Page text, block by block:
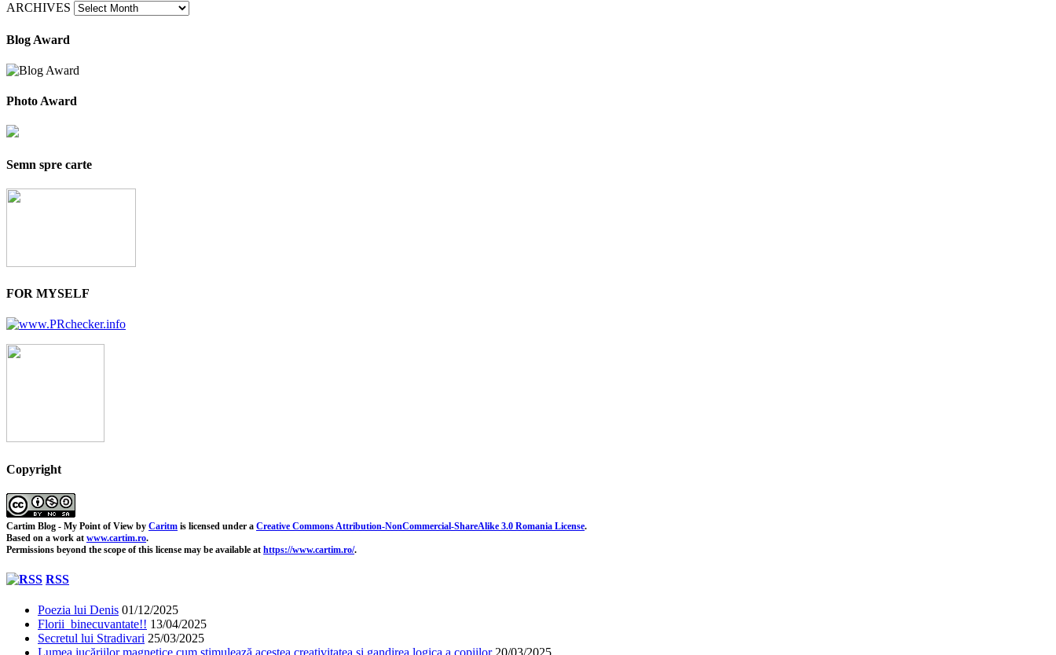
ARCHIVES
Blog Award
Photo Award
Semn spre carte
FOR MYSELF
Copyright
Cartim Blog - My Point of View by Caritm is licensed under a Creative Commons Attribution-NonCommercial-ShareAlike 3.0 Romania License.
Based on a work at www.cartim.ro.
Permissions beyond the scope of this license may be available at https://www.cartim.ro/.
RSS
Poezia lui Denis 01/12/2025
Florii binecuvantate!! 13/04/2025
Secretul lui Stradivari 25/03/2025